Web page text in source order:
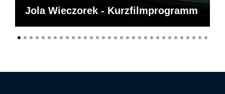
Jola Wieczorek - Kurzfilmprogramm